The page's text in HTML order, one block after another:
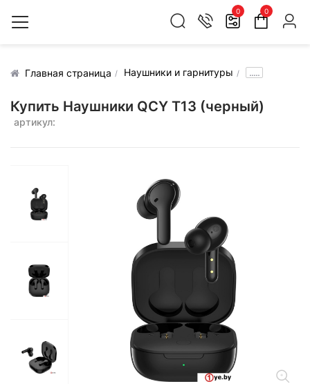
0 0
Главная страница Наушники и гарнитуры .....
Купить Наушники QCY T13 (черный)
артикул: